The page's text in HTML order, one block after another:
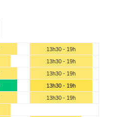
13h30 - 19h
13h30 - 19h
13h30 - 19h
13h30 - 19h
13h30 - 19h